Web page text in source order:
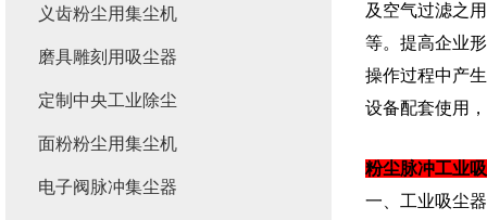
及空气过滤之
等。提高企业
操作过程中产
设备配套使用，
粉尘脉冲工业
一、工业吸尘
义齿粉尘用集尘机
磨具雕刻用吸尘器
定制中央工业除尘
面粉粉尘用集尘机
电子阀脉冲集尘器